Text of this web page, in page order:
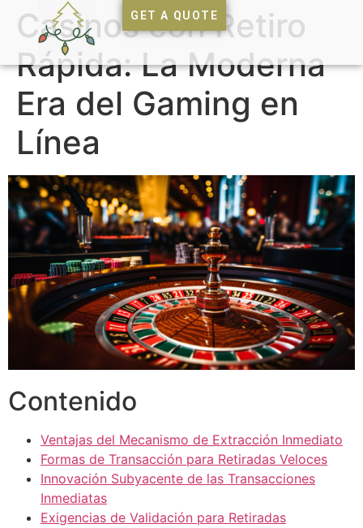
GET A QUOTE
Casinos con Retiro
Rápida: La Moderna
Era del Gaming en
Línea
Contenido
Ventajas del Mecanismo de Extracción Inmediato
Formas de Transacción para Retiradas Veloces
Innovación Subyacente de las Transacciones
Inmediatas
Exigencias de Validación para Retiradas